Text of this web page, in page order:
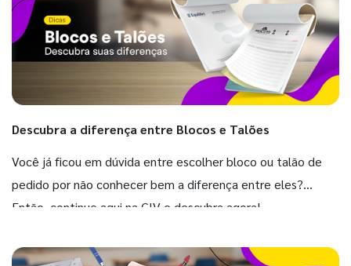
Descubra a diferença entre Blocos e Talões
Você já ficou em dúvida entre escolher bloco ou talão de
pedido por não conhecer bem a diferença entre eles?
Então, continue aqui na GIV e descubra agora!